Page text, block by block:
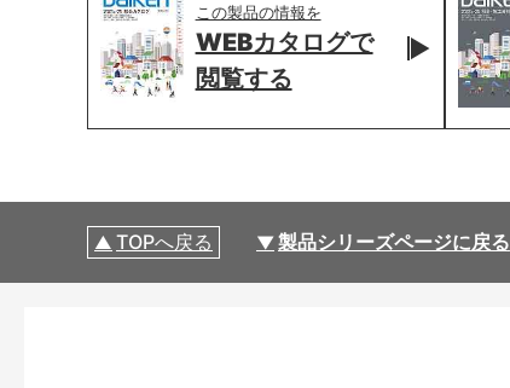
この製品の情報を
WEBカタログで
閲覧する
TOPへ戻る 製品シリーズページに戻る